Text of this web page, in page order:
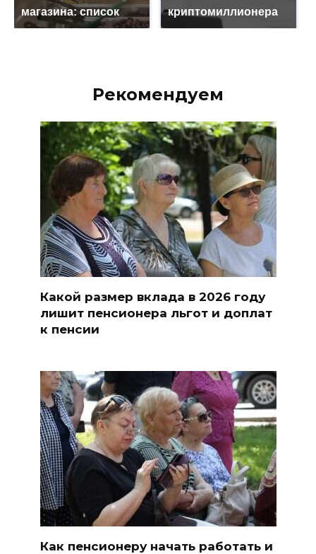
магазина: список
криптомиллионера
Рекомендуем
Какой размер вклада в 2026 году
лишит пенсионера льгот и доплат
к пенсии
Как пенсионеру начать работать и